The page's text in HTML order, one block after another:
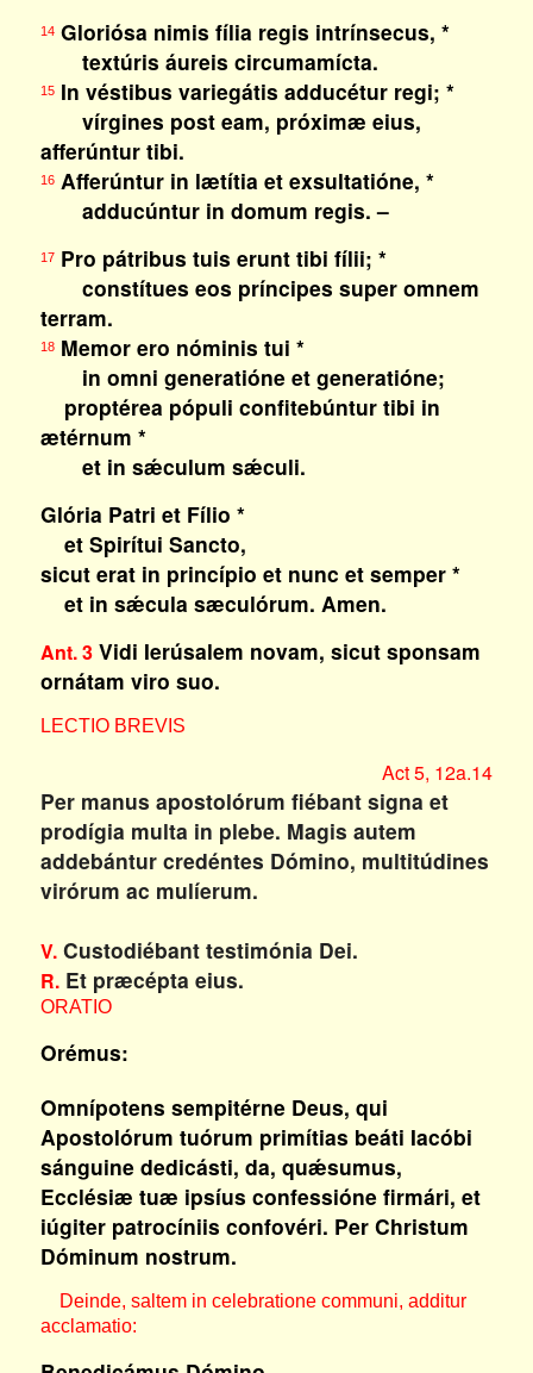
14Gloriósa nimis fília regis intrínsecus, *
textúris áureis circumamícta.
15In véstibus variegátis adducétur regi; *
vírgines post eam, próximæ eius,
afferúntur tibi.
16Afferúntur in lætítia et exsultatióne, *
adducúntur in domum regis. –
17Pro pátribus tuis erunt tibi fílii; *
constítues eos príncipes super omnem
terram.
18Memor ero nóminis tui *
in omni generatióne et generatióne;
proptérea pópuli confitebúntur tibi in
ætérnum *
et in sǽculum sǽculi.
Glória Patri et Fílio *
et Spirítui Sancto,
sicut erat in princípio et nunc et semper *
et in sǽcula sæculórum. Amen.
Ant. 3Vidi Ierúsalem novam, sicut sponsam
ornátam viro suo.
LECTIO BREVIS
Act 5, 12a.14
Per manus apostolórum fiébant signa et
prodígia multa in plebe. Magis autem
addebántur credéntes Dómino, multitúdines
virórum ac mulíerum.
V.Custodiébant testimónia Dei.
R.Et præcépta eius.
ORATIO
Orémus:
Omnípotens sempitérne Deus, qui
Apostolórum tuórum primítias beáti Iacóbi
sánguine dedicásti, da, quǽsumus,
Ecclésiæ tuæ ipsíus confessióne firmári, et
iúgiter patrocíniis confovéri. Per Christum
Dóminum nostrum.
Deinde, saltem in celebratione communi, additur
acclamatio: